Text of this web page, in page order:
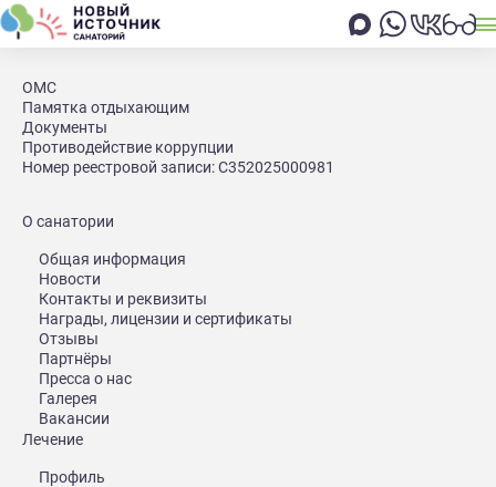
ОМС
Памятка отдыхающим
Документы
Противодействие коррупции
Номер реестровой записи: С352025000981
О санатории
Общая информация
Новости
Контакты и реквизиты
Награды, лицензии и сертификаты
Отзывы
Партнёры
Пресса о нас
Галерея
Вакансии
Лечение
Профиль
Главная
О санатории
Итоги конкурса "Счастье там, где
верность и любовь!"
В июле среди сотрудников мы проводили конкурс "Семья там, где
Итоги были подведены и вот теперь - ВРУЧЕНЫ ПОДАРКИ
участникам: Рябовой Марине и Тихоновой Светлане.
Девочки - молодцы! СПАСИБО ЗА УЧАСТИЕ!!!